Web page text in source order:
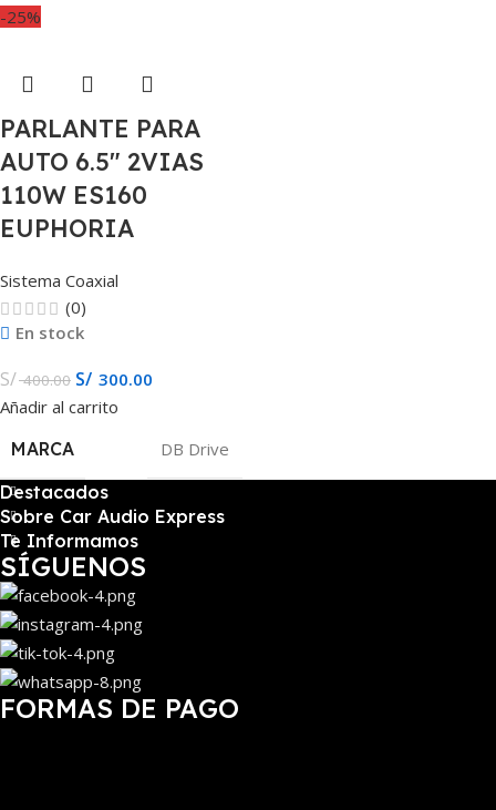
-25%
PARLANTE PARA
AUTO 6.5″ 2VIAS
110W ES160
EUPHORIA
Sistema Coaxial
(0)
En stock
S/400.00 S/ 300.00
Añadir al carrito
MARCA
DB Drive
Destacados
Sobre Car Audio Express
Te Informamos
SÍGUENOS
FORMAS DE PAGO